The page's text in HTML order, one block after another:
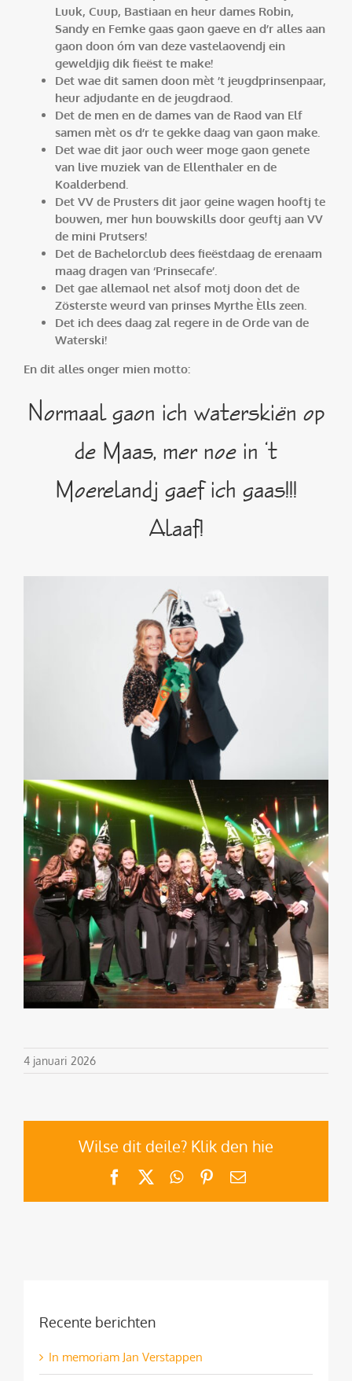
Luuk, Cuup, Bastiaan en heur dames Robin,
Sandy en Femke gaas gaon gaeve en d’r alles aan
gaon doon óm van deze vastelaovendj ein
geweldjig dik fieëst te make!
Det wae dit samen doon mèt ’t jeugdprinsenpaar,
heur adjudante en de jeugdraod.
Det de men en de dames van de Raod van Elf
samen mèt os d’r te gekke daag van gaon make.
Det wae dit jaor ouch weer moge gaon genete
van live muziek van de Ellenthaler en de
Koalderbend.
Det VV de Prusters dit jaor geine wagen hooftj te
bouwen, mer hun bouwskills door geuftj aan VV
de mini Prutsers!
Det de Bachelorclub dees fieëstdaag de erenaam
maag dragen van ‘Prinsecafe’.
Det gae allemaol net alsof motj doon det de
Zösterste weurd van prinses Myrthe Èlls zeen.
Det ich dees daag zal regere in de Orde van de
Waterski!
En dit alles onger mien motto:
Normaal gaon ich waterskiën op
de Maas, mer noe in ‘t
Moerelandj gaef ich gaas!!!
Alaaf!
4 januari 2026
Wilse dit deile? Klik den hie
Facebook
X WhatsApp
Pinterest
E-
Recente berichten
In memoriam Jan Verstappen